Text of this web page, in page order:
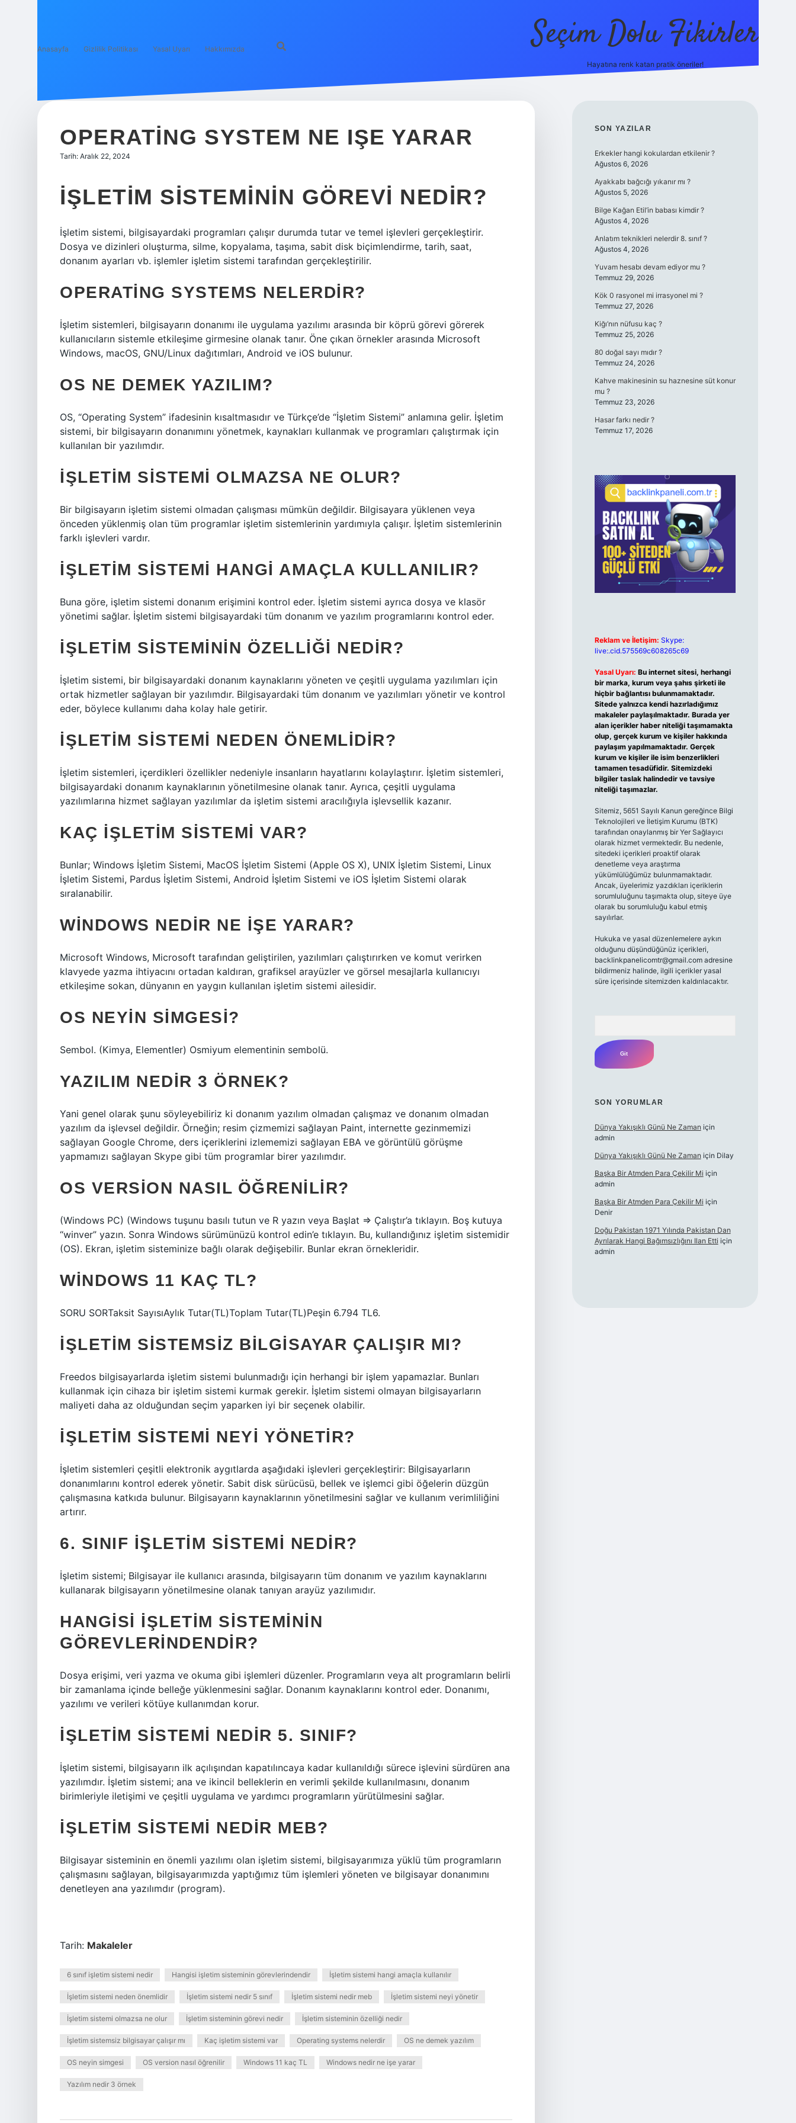
Anasayfa Gizlilik Politikası Yasal Uyarı Hakkımızda Seçim Dolu Fikirler
Hayatına renk katan pratik öneriler!
OPERATING SYSTEM NE IŞE YARAR
Tarih: Aralık 22, 2024
İŞLETIM SISTEMININ GÖREVI NEDIR?
İşletim sistemi, bilgisayardaki programları çalışır durumda tutar ve temel işlevleri gerçekleştirir.
Dosya ve dizinleri oluşturma, silme, kopyalama, taşıma, sabit disk biçimlendirme, tarih, saat,
donanım ayarları vb. işlemler işletim sistemi tarafından gerçekleştirilir.
OPERATING SYSTEMS NELERDIR?
İşletim sistemleri, bilgisayarın donanımı ile uygulama yazılımı arasında bir köprü görevi görerek
kullanıcıların sistemle etkileşime girmesine olanak tanır. Öne çıkan örnekler arasında Microsoft
Windows, macOS, GNU/Linux dağıtımları, Android ve iOS bulunur.
OS NE DEMEK YAZILIM?
OS, “Operating System” ifadesinin kısaltmasıdır ve Türkçe’de “İşletim Sistemi” anlamına gelir. İşletim
sistemi, bir bilgisayarın donanımını yönetmek, kaynakları kullanmak ve programları çalıştırmak için
kullanılan bir yazılımdır.
İŞLETIM SISTEMI OLMAZSA NE OLUR?
Bir bilgisayarın işletim sistemi olmadan çalışması mümkün değildir. Bilgisayara yüklenen veya
önceden yüklenmiş olan tüm programlar işletim sistemlerinin yardımıyla çalışır. İşletim sistemlerinin
farklı işlevleri vardır.
İŞLETIM SISTEMI HANGI AMAÇLA KULLANILIR?
Buna göre, işletim sistemi donanım erişimini kontrol eder. İşletim sistemi ayrıca dosya ve klasör
yönetimi sağlar. İşletim sistemi bilgisayardaki tüm donanım ve yazılım programlarını kontrol eder.
İŞLETIM SISTEMININ ÖZELLIĞI NEDIR?
İşletim sistemi, bir bilgisayardaki donanım kaynaklarını yöneten ve çeşitli uygulama yazılımları için
ortak hizmetler sağlayan bir yazılımdır. Bilgisayardaki tüm donanım ve yazılımları yönetir ve kontrol
eder, böylece kullanımı daha kolay hale getirir.
İŞLETIM SISTEMI NEDEN ÖNEMLIDIR?
İşletim sistemleri, içerdikleri özellikler nedeniyle insanların hayatlarını kolaylaştırır. İşletim sistemleri,
bilgisayardaki donanım kaynaklarının yönetilmesine olanak tanır. Ayrıca, çeşitli uygulama
yazılımlarına hizmet sağlayan yazılımlar da işletim sistemi aracılığıyla işlevsellik kazanır.
KAÇ IŞLETIM SISTEMI VAR?
Bunlar; Windows İşletim Sistemi, MacOS İşletim Sistemi (Apple OS X), UNIX İşletim Sistemi, Linux
İşletim Sistemi, Pardus İşletim Sistemi, Android İşletim Sistemi ve iOS İşletim Sistemi olarak
sıralanabilir.
WINDOWS NEDIR NE IŞE YARAR?
Microsoft Windows, Microsoft tarafından geliştirilen, yazılımları çalıştırırken ve komut verirken
klavyede yazma ihtiyacını ortadan kaldıran, grafiksel arayüzler ve görsel mesajlarla kullanıcıyı
etkileşime sokan, dünyanın en yaygın kullanılan işletim sistemi ailesidir.
OS NEYIN SIMGESI?
Sembol. (Kimya, Elementler) Osmiyum elementinin sembolü.
YAZILIM NEDIR 3 ÖRNEK?
Yani genel olarak şunu söyleyebiliriz ki donanım yazılım olmadan çalışmaz ve donanım olmadan
yazılım da işlevsel değildir. Örneğin; resim çizmemizi sağlayan Paint, internette gezinmemizi
sağlayan Google Chrome, ders içeriklerini izlememizi sağlayan EBA ve görüntülü görüşme
yapmamızı sağlayan Skype gibi tüm programlar birer yazılımdır.
OS VERSION NASIL ÖĞRENILIR?
(Windows PC) (Windows tuşunu basılı tutun ve R yazın veya Başlat => Çalıştır’a tıklayın. Boş kutuya
“winver” yazın. Sonra Windows sürümünüzü kontrol edin’e tıklayın. Bu, kullandığınız işletim sistemidir
(OS). Ekran, işletim sisteminize bağlı olarak değişebilir. Bunlar ekran örnekleridir.
WINDOWS 11 KAÇ TL?
SORU SORTaksit SayısıAylık Tutar(TL)Toplam Tutar(TL)Peşin 6.794 TL6.
İŞLETIM SISTEMSIZ BILGISAYAR ÇALIŞIR MI?
Freedos bilgisayarlarda işletim sistemi bulunmadığı için herhangi bir işlem yapamazlar. Bunları
kullanmak için cihaza bir işletim sistemi kurmak gerekir. İşletim sistemi olmayan bilgisayarların
maliyeti daha az olduğundan seçim yaparken iyi bir seçenek olabilir.
İŞLETIM SISTEMI NEYI YÖNETIR?
İşletim sistemleri çeşitli elektronik aygıtlarda aşağıdaki işlevleri gerçekleştirir: Bilgisayarların
donanımlarını kontrol ederek yönetir. Sabit disk sürücüsü, bellek ve işlemci gibi öğelerin düzgün
çalışmasına katkıda bulunur. Bilgisayarın kaynaklarının yönetilmesini sağlar ve kullanım verimliliğini
artırır.
6. SINIF IŞLETIM SISTEMI NEDIR?
İşletim sistemi; Bilgisayar ile kullanıcı arasında, bilgisayarın tüm donanım ve yazılım kaynaklarını
kullanarak bilgisayarın yönetilmesine olanak tanıyan arayüz yazılımıdır.
HANGISI IŞLETIM SISTEMININ
GÖREVLERINDENDIR?
Dosya erişimi, veri yazma ve okuma gibi işlemleri düzenler. Programların veya alt programların belirli
bir zamanlama içinde belleğe yüklenmesini sağlar. Donanım kaynaklarını kontrol eder. Donanımı,
yazılımı ve verileri kötüye kullanımdan korur.
İŞLETIM SISTEMI NEDIR 5. SINIF?
İşletim sistemi, bilgisayarın ilk açılışından kapatılıncaya kadar kullanıldığı sürece işlevini sürdüren ana
yazılımdır. İşletim sistemi; ana ve ikincil belleklerin en verimli şekilde kullanılmasını, donanım
birimleriyle iletişimi ve çeşitli uygulama ve yardımcı programların yürütülmesini sağlar.
İŞLETIM SISTEMI NEDIR MEB?
Bilgisayar sisteminin en önemli yazılımı olan işletim sistemi, bilgisayarımıza yüklü tüm programların
çalışmasını sağlayan, bilgisayarımızda yaptığımız tüm işlemleri yöneten ve bilgisayar donanımını
denetleyen ana yazılımdır (program).
Tarih: Makaleler
6 sınıf işletim sistemi nedir Hangisi işletim sisteminin görevlerindendir İşletim sistemi hangi amaçla kullanılır
İşletim sistemi neden önemlidir İşletim sistemi nedir 5 sınıf İşletim sistemi nedir meb İşletim sistemi neyi yönetir
İşletim sistemi olmazsa ne olur İşletim sisteminin görevi nedir İşletim sisteminin özelliği nedir
İşletim sistemsiz bilgisayar çalışır mı Kaç işletim sistemi var Operating systems nelerdir OS ne demek yazılım
OS neyin simgesi OS version nasıl öğrenilir Windows 11 kaç TL Windows nedir ne işe yarar
Yazılım nedir 3 örnek
SIDEBAR
SON YAZILAR
Erkekler hangi kokulardan etkilenir ?
Ağustos 6, 2026
Ayakkabı bağcığı yıkanır mı ?
Ağustos 5, 2026
Bilge Kağan Etil’in babası kimdir ?
Ağustos 4, 2026
Anlatım teknikleri nelerdir 8. sınıf ?
Ağustos 4, 2026
Yuvam hesabı devam ediyor mu ?
Temmuz 29, 2026
Kök 0 rasyonel mi irrasyonel mi ?
Temmuz 27, 2026
Kiğı’nın nüfusu kaç ?
Temmuz 25, 2026
80 doğal sayı mıdır ?
Temmuz 24, 2026
Kahve makinesinin su haznesine süt konur
mu ?
Temmuz 23, 2026
Hasar farkı nedir ?
Temmuz 17, 2026
Reklam ve İletişim: Skype:
live:.cid.575569c608265c69
Yasal Uyarı: Bu internet sitesi, herhangi
bir marka, kurum veya şahıs şirketi ile
hiçbir bağlantısı bulunmamaktadır.
Sitede yalnızca kendi hazırladığımız
makaleler paylaşılmaktadır. Burada yer
alan içerikler haber niteliği taşımamakta
olup, gerçek kurum ve kişiler hakkında
paylaşım yapılmamaktadır. Gerçek
kurum ve kişiler ile isim benzerlikleri
tamamen tesadüfidir. Sitemizdeki
bilgiler taslak halindedir ve tavsiye
niteliği taşımazlar.
Sitemiz, 5651 Sayılı Kanun gereğince Bilgi
Teknolojileri ve İletişim Kurumu (BTK)
tarafından onaylanmış bir Yer Sağlayıcı
olarak hizmet vermektedir. Bu nedenle,
sitedeki içerikleri proaktif olarak
denetleme veya araştırma
yükümlülüğümüz bulunmamaktadır.
Ancak, üyelerimiz yazdıkları içeriklerin
sorumluluğunu taşımakta olup, siteye üye
olarak bu sorumluluğu kabul etmiş
sayılırlar.
Hukuka ve yasal düzenlemelere aykırı
olduğunu düşündüğünüz içerikleri,
backlinkpanelicomtr@gmail.comadresine
bildirmeniz halinde, ilgili içerikler yasal
süre içerisinde sitemizden kaldırılacaktır.
SON YORUMLAR
Dünya Yakışıklı Günü Ne Zaman için
admin
Dünya Yakışıklı Günü Ne Zaman için Dilay
Başka Bir Atmden Para Çekilir Mi için
admin
Başka Bir Atmden Para Çekilir Mi için
Denir
Doğu Pakistan 1971 Yılında Pakistan Dan
Ayrılarak Hangi Bağımsızlığını Ilan Etti için
admin